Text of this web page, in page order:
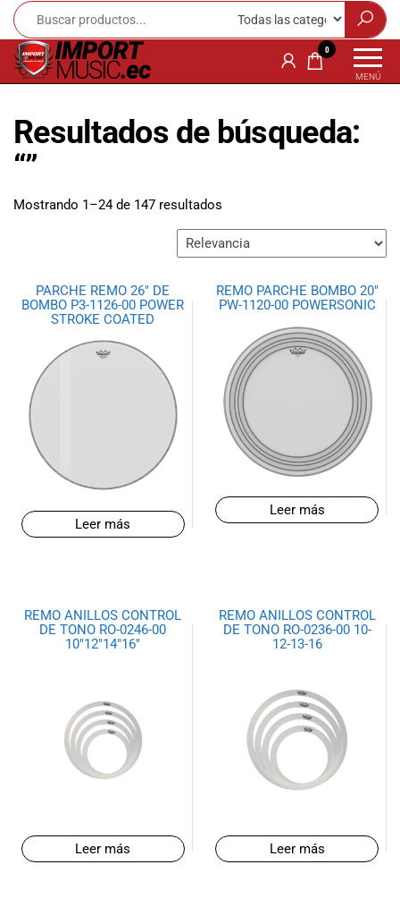
Music
Ecuador!
tienda
especializada
musicales,
equipo de
audio e
para músicos y
amantes de la
Ofrecemos una
amplia gama
de productos
de las mejores
marcas del
mercado,
desde
y baterías
hasta
amplificadores,
contamos con
una selección
para satisfacer
Nuestro equipo
de expertos en
MENÚ
0
Resultados de búsqueda:
“”
Mostrando 1–24 de 147 resultados
PARCHE REMO 26″ DE
BOMBO P3-1126-00 POWER
STROKE COATED
Leer más
REMO PARCHE BOMBO 20″
PW-1120-00 POWERSONIC
Leer más
REMO ANILLOS CONTROL
DE TONO RO-0246-00
10″12″14″16″
Leer más
REMO ANILLOS CONTROL
DE TONO RO-0236-00 10-
12-13-16
Leer más